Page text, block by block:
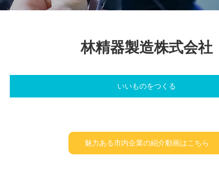
林精器製造株式会社
いいものをつくる
魅力ある市内企業の紹介動画はこちら